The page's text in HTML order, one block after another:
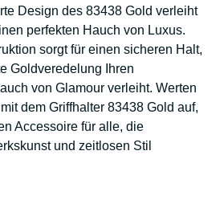
Design des 83438 Gold verleiht
perfekten Hauch von Luxus.
sorgt für einen sicheren Halt,
Goldveredelung Ihren
von Glamour verleiht. Werten
dem Griffhalter 83438 Gold auf,
Accessoire für alle, die
und zeitlosen Stil